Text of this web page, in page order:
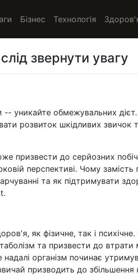
Бізнес Технологія
звернути увагу
уникайте обмежувальних дієт.
розвиток шкідливих звичок
призвести до серйозних
перспективі. Чому замість
та як підтримувати
як фізичне, так і психічне.
та призвести до втрати
організм починає
призводить до збільшення